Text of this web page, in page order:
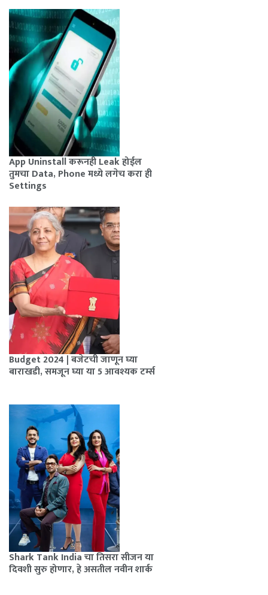
App Uninstall करूनही Leak होईल
तुमचा Data, Phone मध्ये लगेच करा ही
Settings
Budget 2024 | बजेटची जाणून घ्या
बाराखडी, समजून घ्या या 5 आवश्यक टर्म्स
Shark Tank India चा तिसरा सीजन या
दिवशी सुरु होणार, हे असतील नवीन शार्क